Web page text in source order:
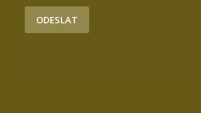
ODESLAT